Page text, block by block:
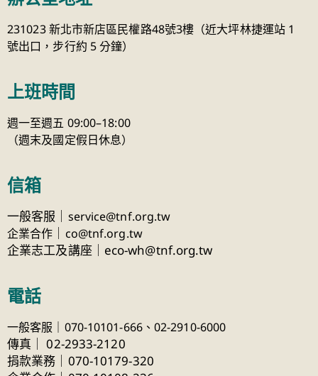
231023 新北市新店區民權路48號3樓（近大坪林捷運站 1
號出口，步行約 5 分鐘）
上班時間
週一至週五 09:00–18:00
（週末及國定假日休息）
信箱
一般客服｜ service@tnf.org.tw
企業合作
co@tnf.org.tw
企業志工及講座｜eco-wh@tnf.org.tw
電話
一般客服｜070-10101-666、 02-2910-6000
傳真
02-2933-2120
捐款業務｜070-10179-320